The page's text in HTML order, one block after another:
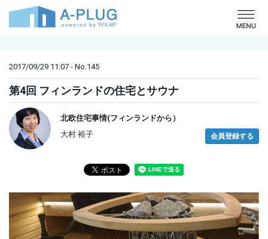
2017/09/29 11:07 - No.145
第4回 フィンランドの住宅とサウナ
北欧住宅事情(フィンランドから）
大村 裕子
会員登録する